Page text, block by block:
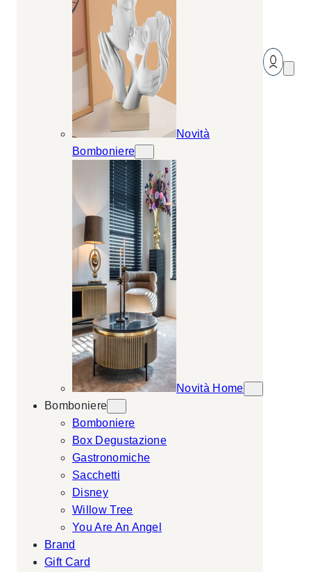
Novità
Bomboniere
Novità Home
Bomboniere
Bomboniere
Box Degustazione
Gastronomiche
Sacchetti
Disney
Willow Tree
You Are An Angel
Brand
Gift Card